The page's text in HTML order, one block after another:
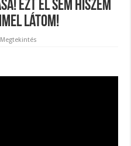
Ezt el sem hiszem
látom!